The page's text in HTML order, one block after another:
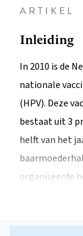
ARTIKEL
Inleiding
In 2010 is de
nationale
(HPV). Deze
bestaat uit 3
helft van het
organiseerde